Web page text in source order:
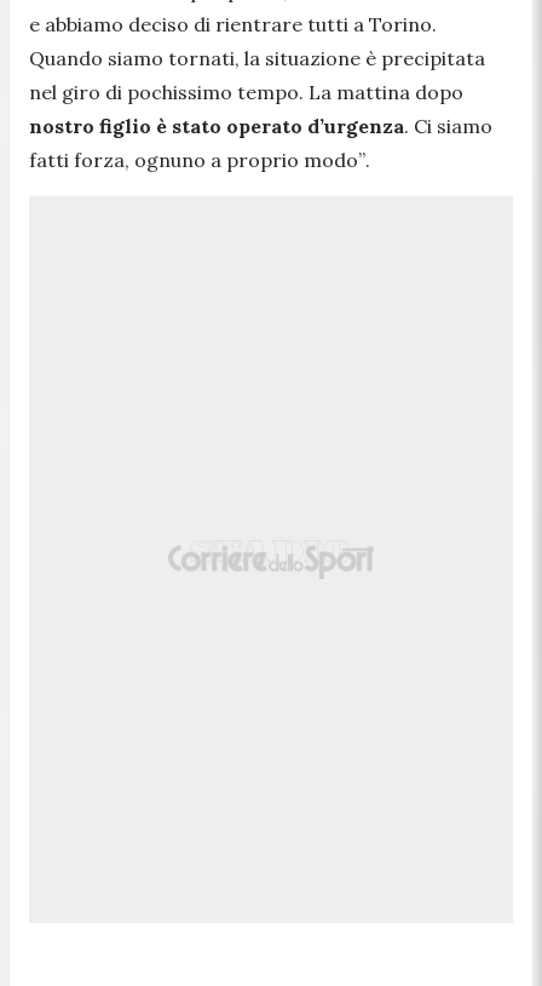
e abbiamo deciso di rientrare tutti a Torino.
Quando siamo tornati, la situazione è precipitata
nel giro di pochissimo tempo. La mattina dopo
nostro figlio è stato operato d’urgenza. Ci siamo
fatti forza, ognuno a proprio modo”.